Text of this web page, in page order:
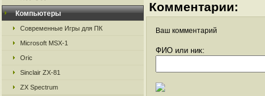
Компьютеры
Современные Игры для ПК
Microsoft MSX-1
Oric
Sinclair ZX-81
ZX Spectrum
Комментарии:
Ваш комментарий
ФИО или ник: